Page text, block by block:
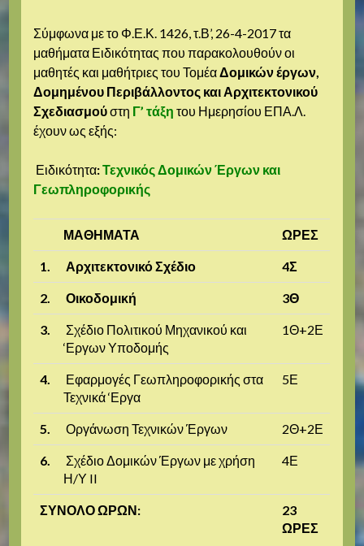
Σύμφωνα με το Φ.Ε.Κ. 1426, τ.Β’, 26-4-2017 τα
μαθήματα Ειδικότητας που παρακολουθούν οι
μαθητές και μαθήτριες του Τομέα Δομικών έργων,
Δομημένου Περιβάλλοντος και Αρχιτεκτονικού
Σχεδιασμούστη Γ’ τάξη του Ημερησίου ΕΠΑ.Λ.
έχουν ως εξής:
Ειδικότητα:Τεχνικός Δομικών Έργων και
Γεωπληροφορικής
ΜΑΘΗΜΑΤΑ ΩΡΕΣ
1. Αρχιτεκτονικό Σχέδιο 4Σ
2. Οικοδομική 3Θ
3.
Σχέδιο Πολιτικού Μηχανικού και
‘Εργων Υποδομής
1Θ+2Ε
4.
Εφαρμογές Γεωπληροφορικής στα
Τεχνικά ‘Εργα
5Ε
5. Οργάνωση Τεχνικών Έργων 2Θ+2Ε
6.
Σχέδιο Δομικών Έργων με χρήση
Η/Υ II
4Ε
ΣΥΝΟΛΟ ΩΡΩΝ:
23
ΩΡΕΣ